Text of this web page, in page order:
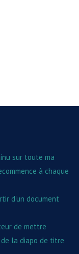
sur toute ma
à chaque
d'un document
de mettre
la diapo de titre